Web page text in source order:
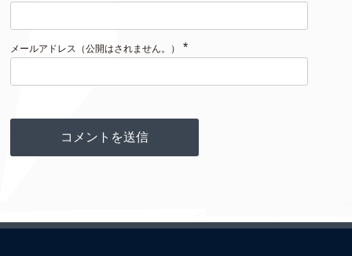
メールアドレス（公開はされません。） *